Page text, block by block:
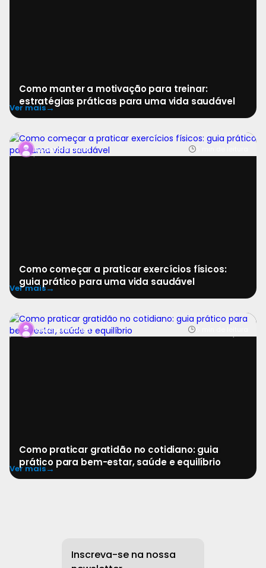
Como manter a motivação para treinar:
estratégias práticas para uma vida saudável
Ver mais→
Redatora Clara
Como começar a praticar exercícios físicos:
guia prático para uma vida saudável
Dar o primeiro passo rumo a uma rotina de exercícios
pode parecer desafiador, mas é uma das decisões
Ver mais→
Redatora Clara
Como praticar gratidão no cotidiano: guia
prático para bem-estar, saúde e equilíbrio
A gratidão é uma prática simples, acessível e
profundamente transformadora. Em meio à correria, paus
Ver mais→
Inscreva-se na nossa